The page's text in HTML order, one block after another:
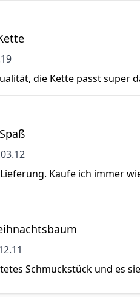
2019
die Kette passt super
März 2012
Kaufe ich immer
2011
Schmuckstück und es